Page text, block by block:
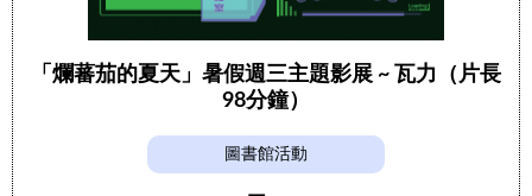
「爛蕃茄的夏天」暑假週三主題影展 ~ 瓦力（片長
98分鐘）
圖書館活動